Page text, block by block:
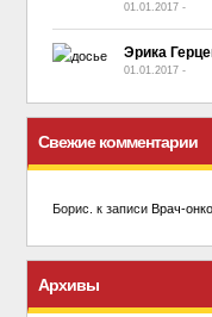
01.01.2017 -
Эрика
01.01.2017 -
Свежие комментарии
Борис. к записи Врач-
Архивы